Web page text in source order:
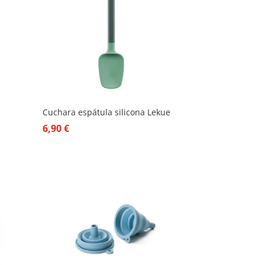
Cuchara espátula silicona Lekue
6,90€